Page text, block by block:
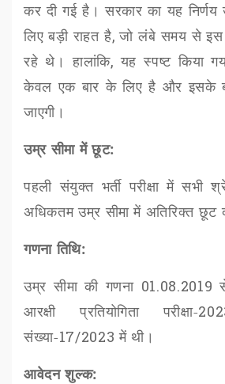
कर दी गई है। सरकार का यह
लिए बड़ी राहत है,जो लंबे समय से इस
रहे थे। हालांकि,यह स्पष्ट किया
केवल एक बार के लिए है और इसके
जाएगी।
उम्र सीमा में छूट:
पहली संयुक्त भर्ती परीक्षा में सभी
अधिकतम उम्र सीमा में अतिरिक्त छूट
गणना तिथि:
उम्र सीमा की गणना 01.08.2019
आरक्षी प्रतियोगिता परीक्षा-
संख्या-17/2023 में थी।
​आवेदन शुल्क: